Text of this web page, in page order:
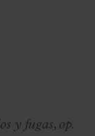
y fugas, op.